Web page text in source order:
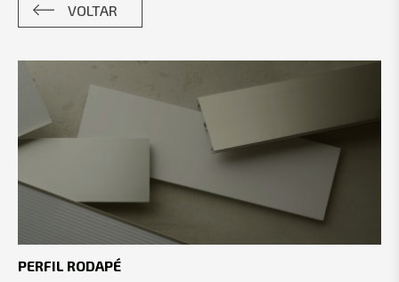
VOLTAR
PERFIL RODAPÉ